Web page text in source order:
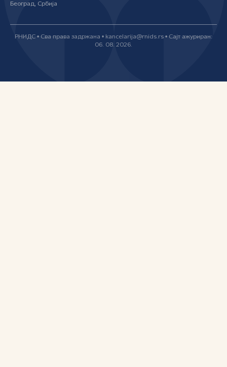
Београд, Србија
РНИДС • Сва права задржана • kancelarija@rnids.rs • Сајт ажуриран:
06. 08. 2026.